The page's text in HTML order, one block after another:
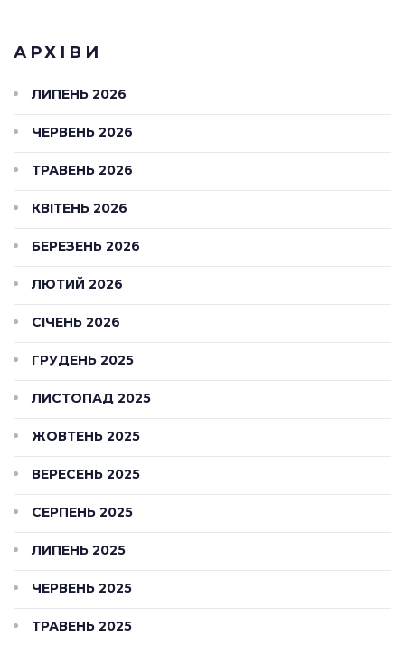
АРХІВИ
ЛИПЕНЬ 2026
ЧЕРВЕНЬ 2026
ТРАВЕНЬ 2026
КВІТЕНЬ 2026
БЕРЕЗЕНЬ 2026
ЛЮТИЙ 2026
СІЧЕНЬ 2026
ГРУДЕНЬ 2025
ЛИСТОПАД 2025
ЖОВТЕНЬ 2025
ВЕРЕСЕНЬ 2025
СЕРПЕНЬ 2025
ЛИПЕНЬ 2025
ЧЕРВЕНЬ 2025
ТРАВЕНЬ 2025